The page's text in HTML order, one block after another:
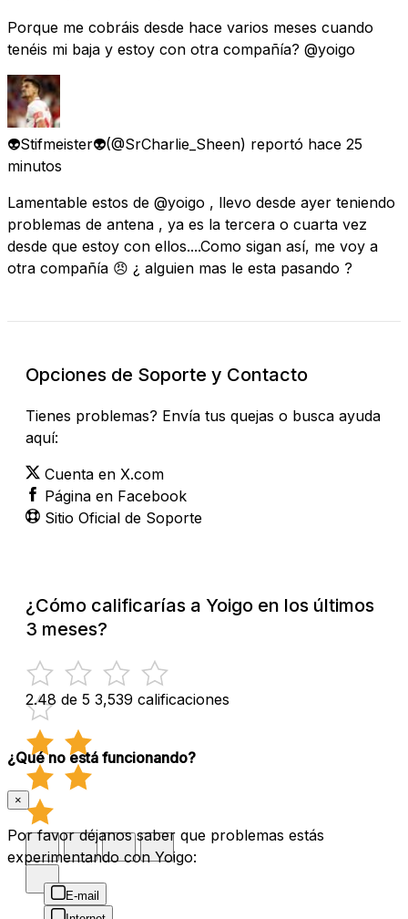
Porque me cobráis desde hace varios meses cuando
tenéis mi baja y estoy con otra compañía? @yoigo
👽​Stifmeister👽​(@SrCharlie_Sheen) reportó hace 25
minutos
Lamentable estos de @yoigo , llevo desde ayer teniendo
problemas de antena , ya es la tercera o cuarta vez
desde que estoy con ellos....Como sigan así, me voy a
otra compañía 😠 ¿ alguien mas le esta pasando ?
Opciones de Soporte y Contacto
Tienes problemas? Envía tus quejas o busca ayuda
aquí:
Cuenta en X.com
Página en Facebook
Sitio Oficial de Soporte
¿Cómo calificarías a Yoigo en los últimos
3 meses?
2.48 de 5 3,539 calificaciones
¿Qué no está funcionando?
×
Por favor déjanos saber que problemas estás
experimentando con Yoigo:
E-mail